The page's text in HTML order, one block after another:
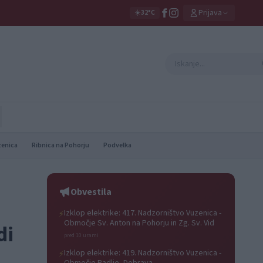
☀️32°C Prijava
Ribnica na Pohorju Podvelka
Obvestila
⚡Izklop elektrike: 417. Nadzorništvo Vuzenica -
Območje Sv. Anton na Pohorju in Zg. Sv. Vid
pred 10 urami
⚡Izklop elektrike: 419. Nadzorništvo Vuzenica -